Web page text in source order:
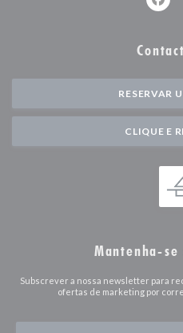
RESERVAR
CLIQUE E
Mantenha-
Subscrever a nossa newsletter para
ofertas de marketing por